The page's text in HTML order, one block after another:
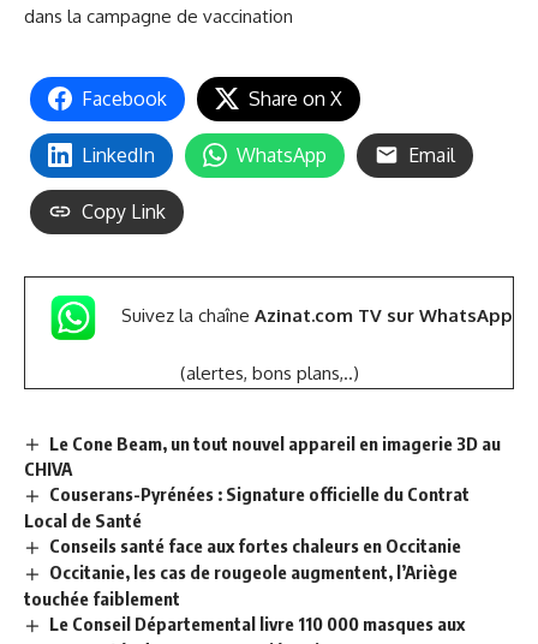
dans la campagne de vaccination
Facebook Share on X
LinkedIn WhatsApp Email
Copy Link
Suivez la chaîne Azinat.com TV sur WhatsApp
(alertes, bons plans,..)
Le Cone Beam, un tout nouvel appareil en imagerie 3D au
CHIVA
Couserans-Pyrénées : Signature officielle du Contrat
Local de Santé
Conseils santé face aux fortes chaleurs en Occitanie
Occitanie, les cas de rougeole augmentent, l’Ariège
touchée faiblement
Le Conseil Départemental livre 110 000 masques aux